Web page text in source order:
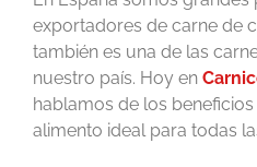
exportadores de carne de
también es una de las
nuestro país. Hoy en
hablamos de los
alimento ideal para todas